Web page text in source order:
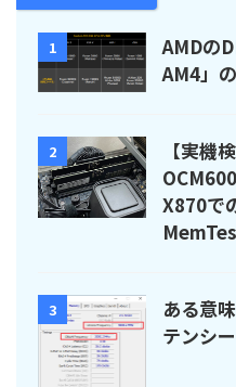
1
AMDの
AM4」
2
【実機
X870で
3
ある意
テンシ